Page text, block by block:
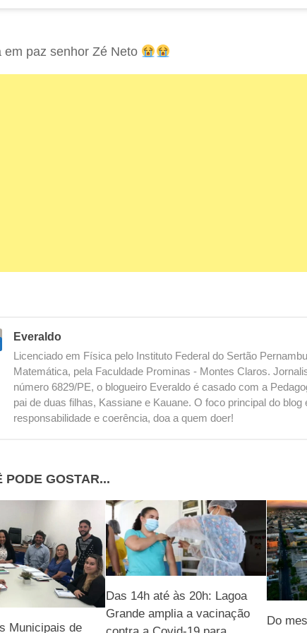
em paz senhor Zé Neto
Everaldo
Licenciado em Física pelo Instituto Federal do Sertão
Matemática, pela Faculdade Prominas - Montes Claros.
número 6829/PE, o blogueiro Everaldo é casado com a
pai de duas filhas, Kassiane e Kauane. O foco principal do blog
responsabilidade e coerência, doa a quem doer!
PODE GOSTAR...
Municipais de
Das 14h até às 20h: Lagoa
Grande amplia a vacinação
Do